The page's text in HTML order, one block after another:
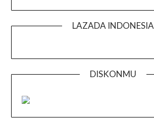
LAZADA INDONESIA
DISKONMU